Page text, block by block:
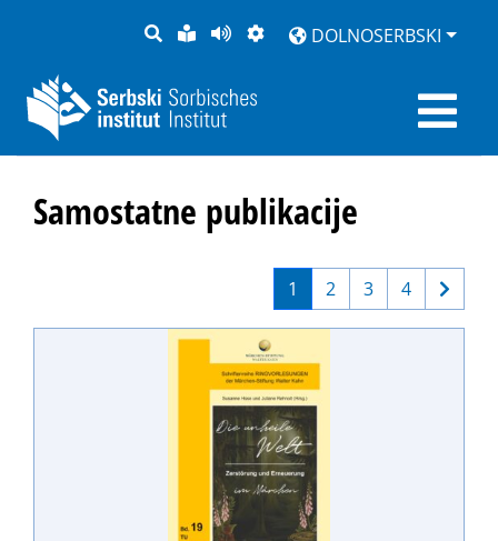
PYTANJE
LAŽKA
RĚC
BOK
PŚEDCYTAŚ
PŚEDSTAJENJE
DOLNOSERBSKI
Samostatne publikacije
1 2 3 4